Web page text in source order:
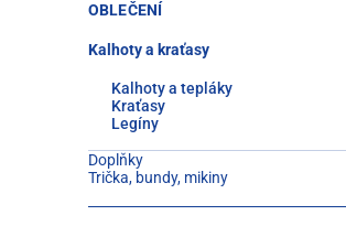
OBLEČENÍ
Kalhoty a kraťasy
Kalhoty a tepláky
Kraťasy
Legíny
Doplňky
Trička, bundy, mikiny